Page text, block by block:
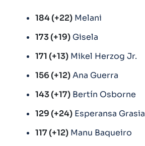
184 (+22) Melani
173 (+19) Gisela
171 (+13) Mikel Herzog Jr.
156 (+12)Ana Guerra
143 (+17) Bertín Osborne
129 (+24) Esperansa Grasia
117 (+12) Manu Baqueiro